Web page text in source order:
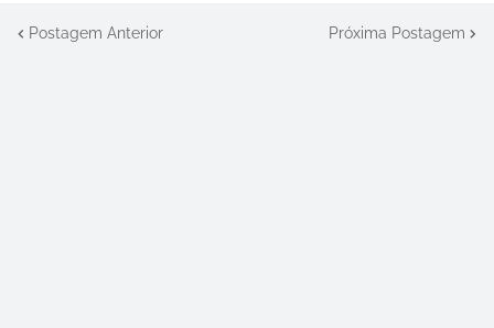
Postagem Anterior Próxima Postagem